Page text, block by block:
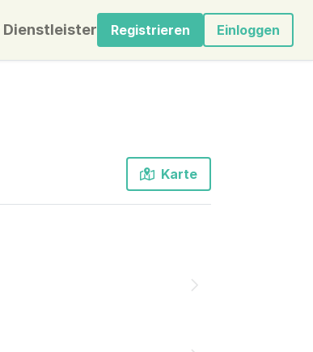
Dienstleister Registrieren Einloggen
Karte